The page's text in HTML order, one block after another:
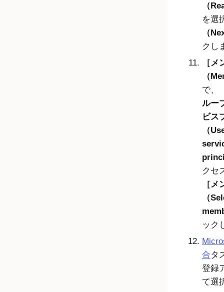
（
を選
（
クし
メ
（
で、
ルー
ビス
（
クセ
メ
（
ック
合タ
登録
て選